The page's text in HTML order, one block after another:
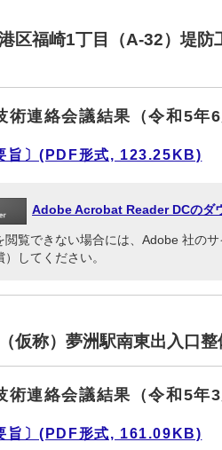
区福崎1丁目（A-32）堤
術連絡会議結果（令和5年6
旨〕(PDF形式, 123.25KB)
Adobe Acrobat Reader DCのダ
閲覧できない場合には、Adobe 社の
してください。
仮称）夢洲駅南東出入口
術連絡会議結果（令和5年3
旨〕(PDF形式, 161.09KB)